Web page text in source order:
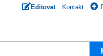
Editovat Kontakt